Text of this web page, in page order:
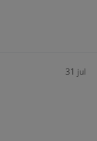
31 jul